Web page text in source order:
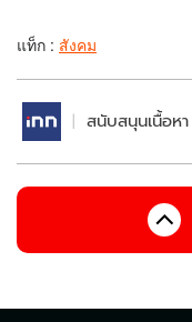
แท็ก : สังคม
สนับสนุนเนื้อหา